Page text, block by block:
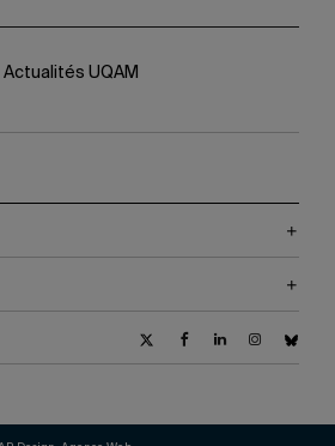
Actualités UQAM